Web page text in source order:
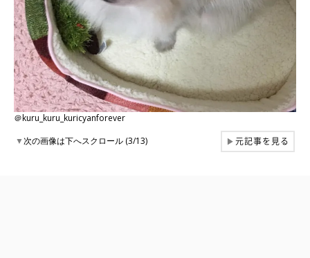
＠kuru_kuru_kuricyanforever
▼次の画像は下へスクロール (3/13) ▶元記事を見る